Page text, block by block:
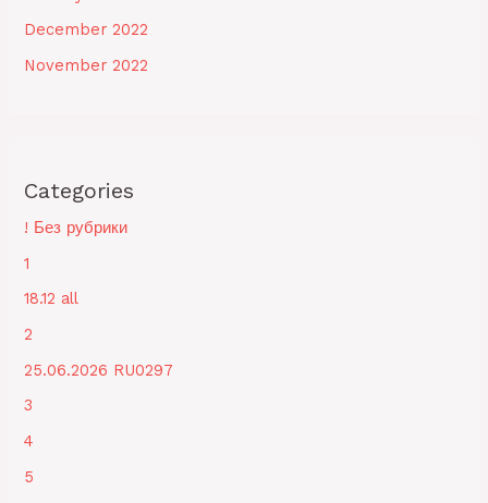
December 2022
November 2022
Categories
! Без рубрики
1
18.12 all
2
25.06.2026 RU0297
3
4
5